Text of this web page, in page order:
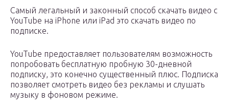
Самый легальный и законный способ скачать видео с
YouTube на iPhone или iPad это скачать видео по
подписке.
YouTube предоставляет пользователям возможность
попробовать бесплатную пробную 30-дневной
подписку, это конечно существенный плюс. Подписка
позволяет смотреть видео без рекламы и слушать
музыку в фоновом режиме.